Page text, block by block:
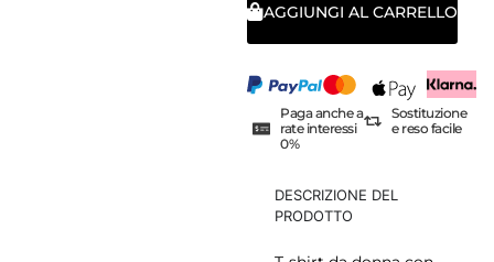
AGGIUNGI AL CARRELLO
Paga anche a
rate interessi
0%
Sostituzione
e reso facile
DESCRIZIONE DEL
PRODOTTO